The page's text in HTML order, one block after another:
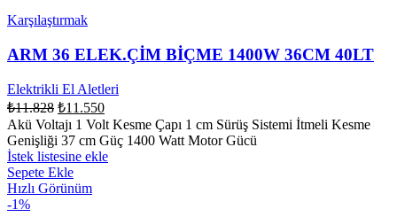
Karşılaştırmak
ARM 36 ELEK.ÇİM BİÇME 1400W 36CM 40LT
Elektrikli El Aletleri
₺11.828 ₺11.550
Akü Voltajı 1 Volt Kesme Çapı 1 cm Sürüş Sistemi İtmeli Kesme
Genişliği 37 cm Güç 1400 Watt Motor Gücü
İstek listesine ekle
Sepete Ekle
Hızlı Görünüm
-1%